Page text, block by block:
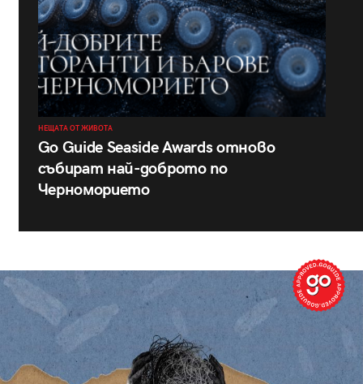
НЕЩАТА ОТ ЖИВОТА
Go Guide Seaside Awards отново
събират най-доброто по
Черноморието